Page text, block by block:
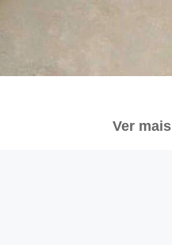
Ver mais